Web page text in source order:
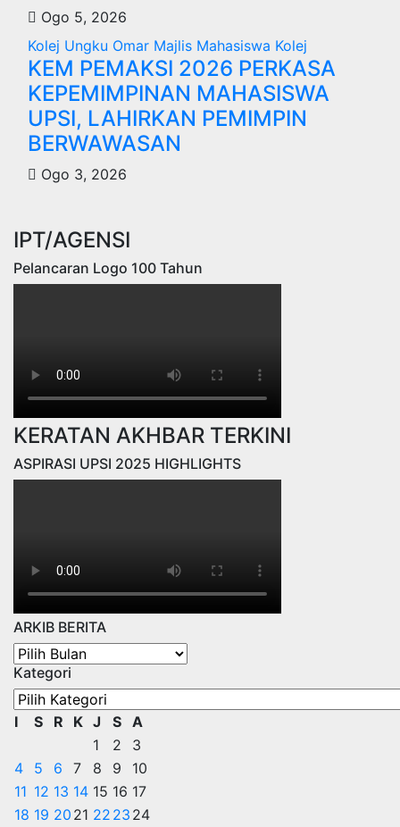
Ogo 5, 2026
Kolej Ungku Omar Majlis Mahasiswa Kolej
KEM PEMAKSI 2026 PERKASA
KEPEMIMPINAN MAHASISWA
UPSI, LAHIRKAN PEMIMPIN
BERWAWASAN
Ogo 3, 2026
IPT/AGENSI
Pelancaran Logo 100 Tahun
KERATAN AKHBAR TERKINI
ASPIRASI UPSI 2025 HIGHLIGHTS
ARKIB BERITA
ARKIB
BERITA
Kategori
Kategori
I S R K J S A
1
2
3
4
5 6 7 8 9
10
11 12 13 14 15 16 17
18 19 20 21 22 23 24